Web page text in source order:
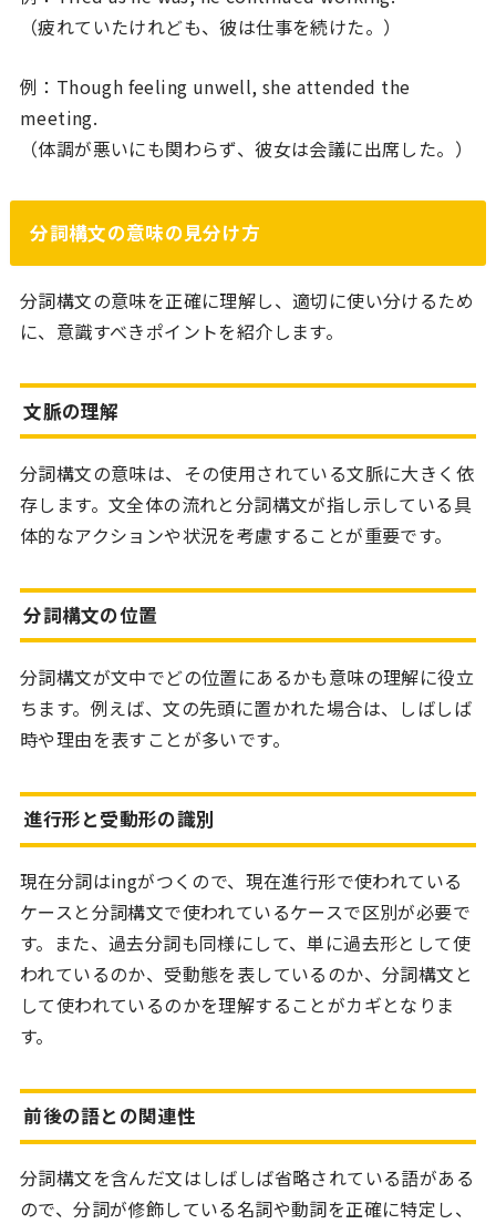
（疲れていたけれども、彼は仕事を続けた。）
例：Though feeling unwell, she attended the
meeting.
（体調が悪いにも関わらず、彼女は会議に出席した。）
分詞構文の意味の見分け方
分詞構文の意味を正確に理解し、適切に使い分けるため
に、意識すべきポイントを紹介します。
文脈の理解
分詞構文の意味は、その使用されている文脈に大きく依
存します。文全体の流れと分詞構文が指し示している具
体的なアクションや状況を考慮することが重要です。
分詞構文の位置
分詞構文が文中でどの位置にあるかも意味の理解に役立
ちます。例えば、文の先頭に置かれた場合は、しばしば
時や理由を表すことが多いです。
進行形と受動形の識別
現在分詞はingがつくので、現在進行形で使われている
ケースと分詞構文で使われているケースで区別が必要で
す。また、過去分詞も同様にして、単に過去形として使
われているのか、受動態を表しているのか、分詞構文と
して使われているのかを理解することがカギとなりま
す。
前後の語との関連性
分詞構文を含んだ文はしばしば省略されている語がある
ので、分詞が修飾している名詞や動詞を正確に特定し、